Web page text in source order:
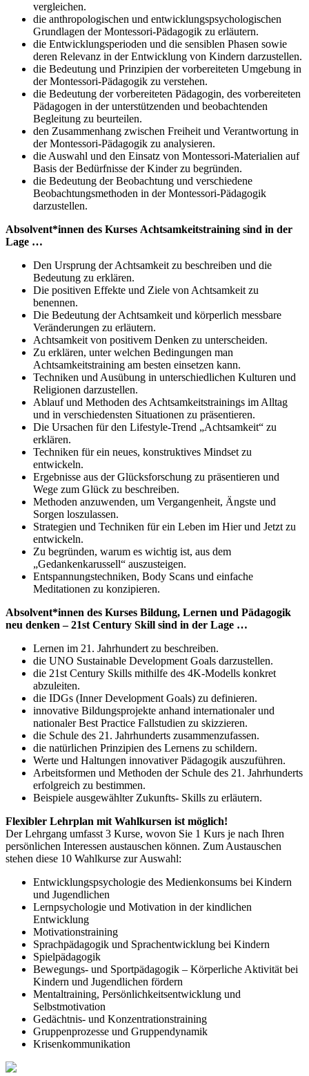
vergleichen.
die anthropologischen und entwicklungspsychologischen
Grundlagen der Montessori-Pädagogik zu erläutern.
die Entwicklungsperioden und die sensiblen Phasen sowie
deren Relevanz in der Entwicklung von Kindern darzustellen.
die Bedeutung und Prinzipien der vorbereiteten Umgebung in
der Montessori-Pädagogik zu verstehen.
die Bedeutung der vorbereiteten Pädagogin, des vorbereiteten
Pädagogen in der unterstützenden und beobachtenden
Begleitung zu beurteilen.
den Zusammenhang zwischen Freiheit und Verantwortung in
der Montessori-Pädagogik zu analysieren.
die Auswahl und den Einsatz von Montessori-Materialien auf
Basis der Bedürfnisse der Kinder zu begründen.
die Bedeutung der Beobachtung und verschiedene
Beobachtungsmethoden in der Montessori-Pädagogik
darzustellen.
Absolvent*innen des Kurses Achtsamkeitstraining sind in der
Lage …
Den Ursprung der Achtsamkeit zu beschreiben und die
Bedeutung zu erklären.
Die positiven Effekte und Ziele von Achtsamkeit zu
benennen.
Die Bedeutung der Achtsamkeit und körperlich messbare
Veränderungen zu erläutern.
Achtsamkeit von positivem Denken zu unterscheiden.
Zu erklären, unter welchen Bedingungen man
Achtsamkeitstraining am besten einsetzen kann.
Techniken und Ausübung in unterschiedlichen Kulturen und
Religionen darzustellen.
Ablauf und Methoden des Achtsamkeitstrainings im Alltag
und in verschiedensten Situationen zu präsentieren.
Die Ursachen für den Lifestyle-Trend „Achtsamkeit“ zu
erklären.
Techniken für ein neues, konstruktives Mindset zu
entwickeln.
Ergebnisse aus der Glücksforschung zu präsentieren und
Wege zum Glück zu beschreiben.
Methoden anzuwenden, um Vergangenheit, Ängste und
Sorgen loszulassen.
Strategien und Techniken für ein Leben im Hier und Jetzt zu
entwickeln.
Zu begründen, warum es wichtig ist, aus dem
„Gedankenkarussell“ auszusteigen.
Entspannungstechniken, Body Scans und einfache
Meditationen zu konzipieren.
Absolvent*innen des Kurses Bildung, Lernen und Pädagogik
neu denken – 21st Century Skill sind in der Lage …
Lernen im 21. Jahrhundert zu beschreiben.
die UNO Sustainable Development Goals darzustellen.
die 21st Century Skills mithilfe des 4K-Modells konkret
abzuleiten.
die IDGs (Inner Development Goals) zu definieren.
innovative Bildungsprojekte anhand internationaler und
nationaler Best Practice Fallstudien zu skizzieren.
die Schule des 21. Jahrhunderts zusammenzufassen.
die natürlichen Prinzipien des Lernens zu schildern.
Werte und Haltungen innovativer Pädagogik auszuführen.
Arbeitsformen und Methoden der Schule des 21. Jahrhunderts
erfolgreich zu bestimmen.
Beispiele ausgewählter Zukunfts- Skills zu erläutern.
Flexibler Lehrplan mit Wahlkursen ist möglich!
Der Lehrgang umfasst 3 Kurse, wovon Sie 1 Kurs je nach Ihren
persönlichen Interessen austauschen können. Zum Austauschen
stehen diese 10 Wahlkurse zur Auswahl:
Entwicklungspsychologie des Medienkonsums bei Kindern
und Jugendlichen
Lernpsychologie und Motivation in der kindlichen
Entwicklung
Motivationstraining
Sprachpädagogik und Sprachentwicklung bei Kindern
Spielpädagogik
Bewegungs- und Sportpädagogik – Körperliche Aktivität bei
Kindern und Jugendlichen fördern
Mentaltraining, Persönlichkeitsentwicklung und
Selbstmotivation
Gedächtnis- und Konzentrationstraining
Gruppenprozesse und Gruppendynamik
Krisenkommunikation